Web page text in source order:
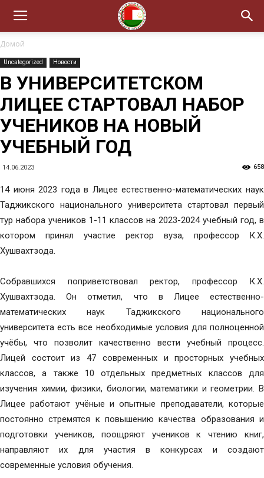
Домой
Uncategorized Новости
В УНИВЕРСИТЕТСКОМ
ЛИЦЕЕ СТАРТОВАЛ НАБОР
УЧЕНИКОВ НА НОВЫЙ
УЧЕБНЫЙ ГОД
14.06.2023 658
14 июня 2023 года в Лицее естественно-математических наук
Таджикского национального университета стартовал первый
тур набора учеников 1-11 классов на 2023-2024 учебный год, в
котором принял участие ректор вуза, профессор К.Х.
Хушвахтзода.
Собравшихся поприветствовал ректор, профессор К.Х.
Хушвахтзода. Он отметил, что в Лицее естественно-
математических наук Таджикского национального
университета есть все необходимые условия для полноценной
учёбы, что позволит качественно вести учебный процесс.
Лицей состоит из 47 современных и просторных учебных
классов, а также 10 отдельных предметных классов для
изучения химии, физики, биологии, математики и геометрии. В
Лицее работают учёные и опытные преподаватели, которые
постоянно стремятся к повышению качества образования и
подготовки учеников, поощряют учеников к чтению книг,
направляют их для участия в конкурсах и создают
современные условия обучения.